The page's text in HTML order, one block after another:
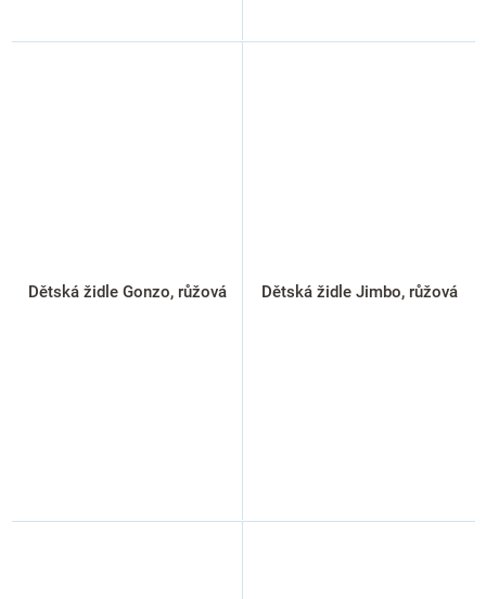
Dětská židle Gonzo, růžová Dětská židle Jimbo, růžová